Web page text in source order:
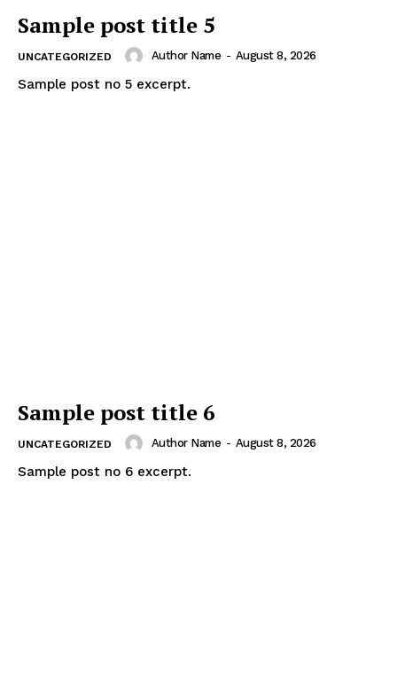
Sample post title 5
UNCATEGORIZED Author Name - August 8, 2026
Sample post no 5 excerpt.
Sample post title 6
UNCATEGORIZED Author Name - August 8, 2026
Sample post no 6 excerpt.